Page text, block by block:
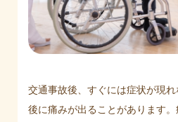
交通事故後、すぐには症状が現
後に痛みが出ることがあります